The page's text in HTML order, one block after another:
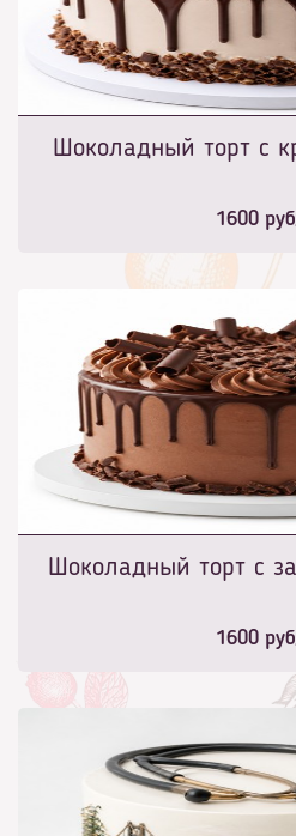
Шоколадный торт с
1600
Шоколадный торт с
1600